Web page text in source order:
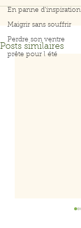
En panne d'inspiration
Maigrir sans souffrir
Perdre son ventre
prête pour l été
Posts similaires